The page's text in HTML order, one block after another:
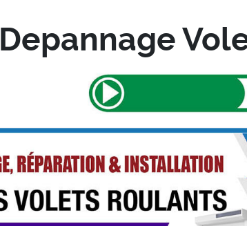
Depannage